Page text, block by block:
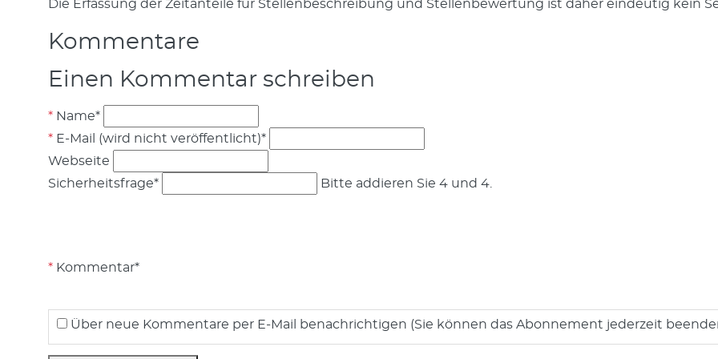
Die Erfassung der Zeitanteile für Stellenbeschreibung und Stellenbewertung ist daher eindeutig kein
Kommentare
Einen Kommentar schreiben
Name*
E-Mail (wird nicht veröffentlicht)*
Webseite
Sicherheitsfrage* Bitte addieren Sie 4 und 4.
Kommentar*
Über neue Kommentare per E-Mail benachrichtigen (Sie können das Abonnement jederzeit